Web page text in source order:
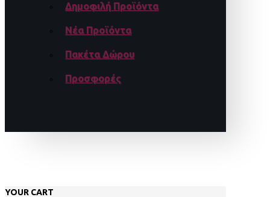
Δημοφιλή Προϊόντα
Νέα Προϊόντα
Πακέτα Δώρου
Προσφορές
YOUR CART